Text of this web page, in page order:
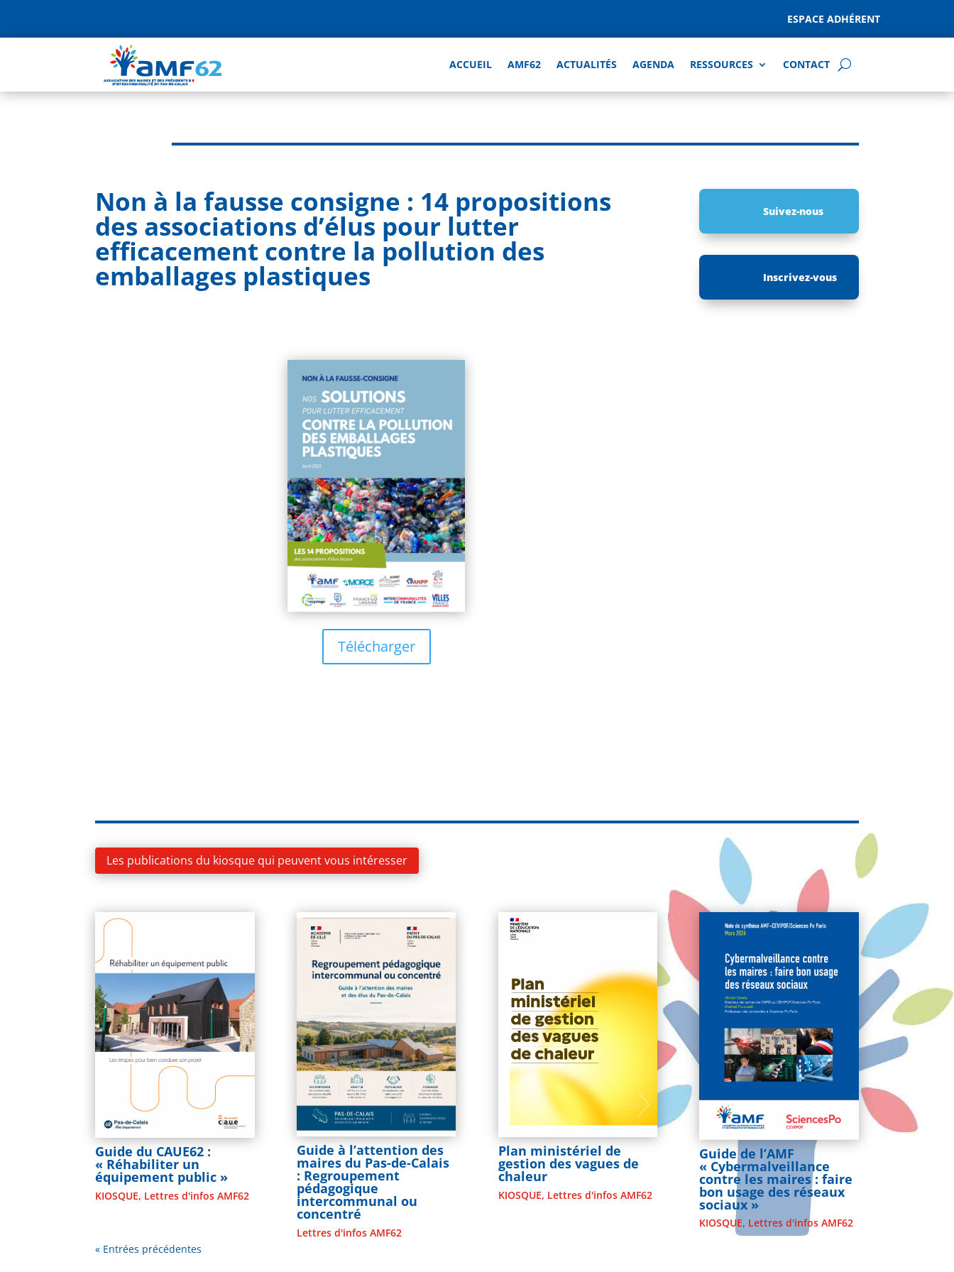
ESPACE ADHÉRENT
ACCUEIL AMF62 ACTUALITÉS AGENDA RESSOURCES CONTACT
Non à la fausse consigne : 14 propositions
des associations d’élus pour lutter
efficacement contre la pollution des
emballages plastiques
Télécharger
Suivez-nous
Inscrivez-vous
Les publications du kiosque qui peuvent vous intéresser
Guide du CAUE62 :
« Réhabiliter un
équipement public »
KIOSQUE, Lettres d'infos AMF62
Guide à l’attention des
maires du Pas-de-Calais
: Regroupement
pédagogique
intercommunal ou
concentré
Lettres d'infos AMF62
Plan ministériel de
gestion des vagues de
chaleur
KIOSQUE, Lettres d'infos AMF62
Guide de l’AMF
« Cybermalveillance
contre les maires : faire
bon usage des réseaux
sociaux »
KIOSQUE, Lettres d'infos AMF62
« Entrées précédentes